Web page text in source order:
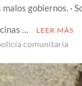
gobiernos. ·
…
LEER MÁS
comunitaria